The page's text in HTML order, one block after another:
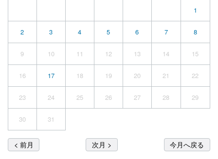
1
2 3 4 5 6 7 8
9 10 11 12 13 14 15
16 17 18 19 20 21 22
23 24 25 26 27 28 29
30 31
< 前月 次月 > 今月へ戻る